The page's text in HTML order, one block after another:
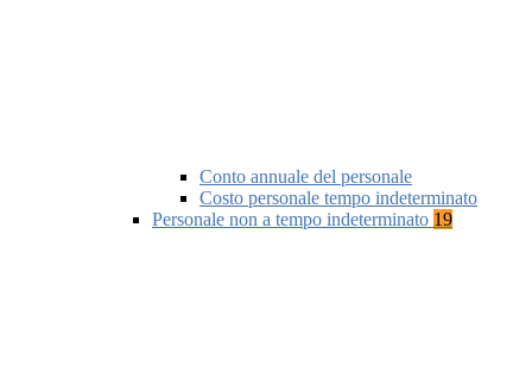
Conto annuale del personale
Costo personale tempo indeterminato
Personale non a tempo indeterminato 19